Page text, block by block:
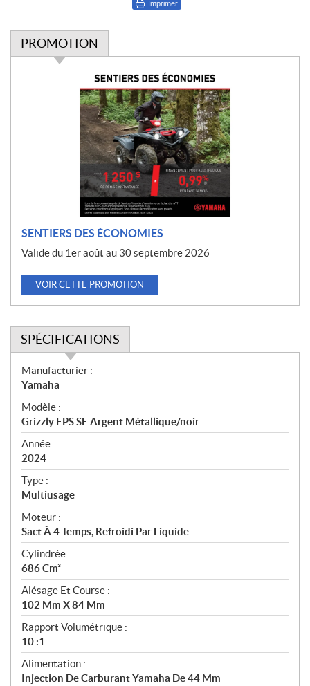
Imprimer
PROMOTION
SENTIERS DES ÉCONOMIES
Valide du 1er août au 30 septembre 2026
VOIR CETTE PROMOTION
SPÉCIFICATIONS
S
p
é
c
i
f
i
c
a
t
i
o
n
s
Manufacturier :
Yamaha
Modèle :
Grizzly EPS SE Argent Métallique/noir
Année :
2024
Type :
Multiusage
Moteur :
Sact À 4 Temps, Refroidi Par Liquide
Cylindrée :
686 Cm³
Alésage Et Course :
102 Mm X 84 Mm
Rapport Volumétrique :
10 :1
Alimentation :
Injection De Carburant Yamaha De 44 Mm